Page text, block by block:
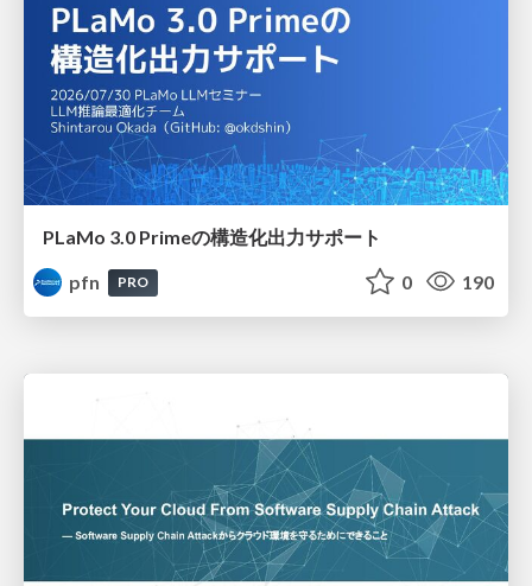
PLaMo 3.0 Primeの構造化出力サポート
pfn
PRO 0 190